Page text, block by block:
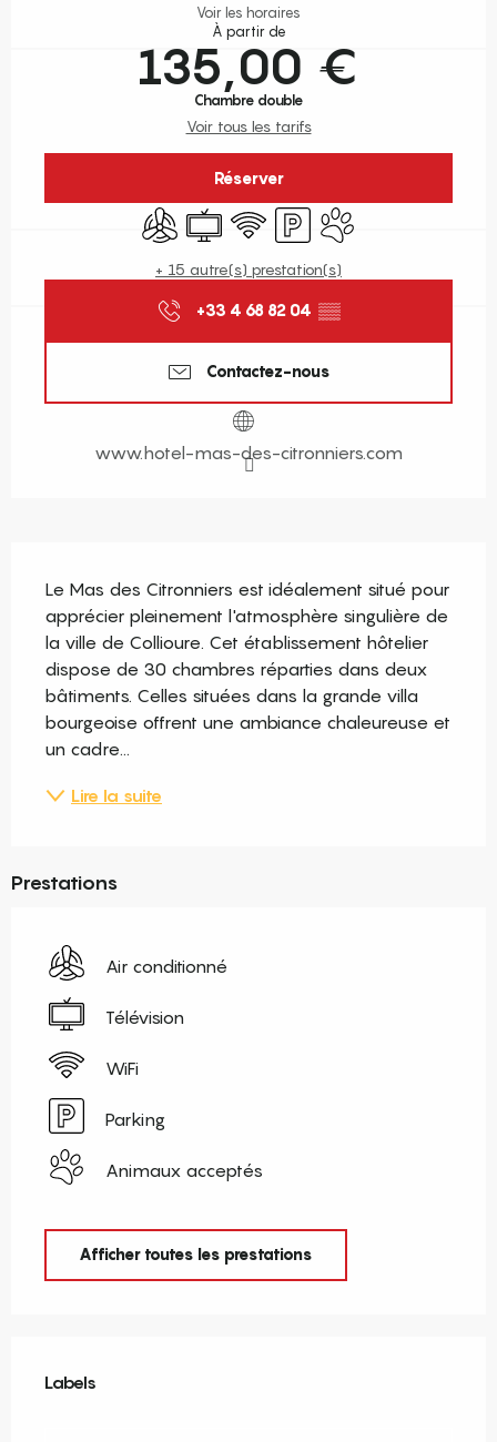
Voir les horaires
À partir de
135,00 €
Chambre double
Voir tous les tarifs
Réserver
Air conditionné
Télévision
WiFi ParkingAnimaux acceptés
+ 15 autre(s) prestation(s)
+33 4 68 82 04 ▒▒
Contactez-nous
www.hotel-mas-des-citronniers.com
Le Mas des Citronniers est idéalement situé pour
apprécier pleinement l'atmosphère singulière de
la ville de Collioure. Cet établissement hôtelier
dispose de 30 chambres réparties dans deux
bâtiments. Celles situées dans la grande villa
bourgeoise offrent une ambiance chaleureuse et
un cadre...
Lire la suite
Prestations
Air conditionné
Télévision
WiFi
Parking
Animaux acceptés
Afficher toutes les prestations
Labels
Labels